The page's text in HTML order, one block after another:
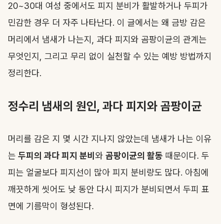
20~30대 여성 중에서도 피지 분비가 활발하거나 두피가
민감한 경우 더 자주 나타난다. 이 글에서는 왜 금방 감은
머리에서 냄새가 나는지, 과다 피지와 곰팡이균의 관계는
무엇인지, 그리고 무리 없이 실천할 수 있는 예방 방법까지
정리한다.
정수리 냄새의 원인, 과다 피지와 곰팡이균
머리를 감은 지 몇 시간 지나지 않았는데 냄새가 나는 이유
는두피의 과다 피지 분비 와 곰팡이균의 활동 때문이다. 두
피는 얼굴보다 피지선이 많아 피지 분비량도 많다. 아침에
깨끗하게 씻어도 낮 동안 다시 피지가 분비되면서 두피 표
면에 기름막이 형성된다.